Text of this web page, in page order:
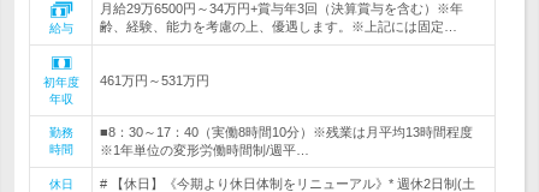
給与
月給29万6500円～34万円+賞与年3回（決算賞与を含む）※年
齢、経験、能力を考慮の上、優遇します。※上記には固定…
初年度
年収
461万円～531万円
勤務
時間
■8：30～17：40（実働8時間10分）※残業は月平均13時間程度
※1年単位の変形労働時間制/週平…
休日
# 【休日】《今期より休日体制をリニューアル》* 週休2日制(土